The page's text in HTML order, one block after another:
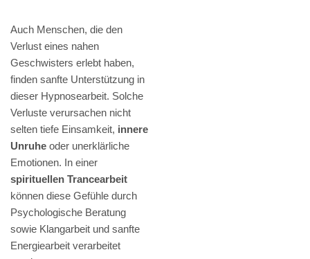
Auch Menschen, die den
Verlust eines nahen
Geschwisters erlebt haben,
finden sanfte Unterstützung in
dieser Hypnosearbeit. Solche
Verluste verursachen nicht
selten tiefe Einsamkeit, innere
Unruhe oder unerklärliche
Emotionen. In einer
spirituellen Trancearbeit
können diese Gefühle durch
Psychologische Beratung
sowie Klangarbeit und sanfte
Energiearbeit verarbeitet